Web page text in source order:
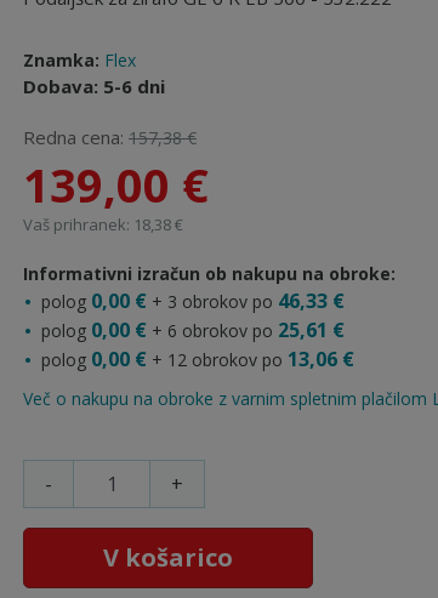
Znamka: Flex
Dobava: 5-6 dni
Redna cena: 157,38 €
139,00 €
Vaš prihranek: 18,38 €
Informativni izračun ob nakupu na obroke:
polog 0,00 € + 3 obrokov po 46,33 €
polog 0,00 € + 6 obrokov po 25,61 €
polog 0,00 € + 12 obrokov po 13,06 €
Več o nakupu na obroke z varnim spletnim plačilom
- +
V košarico